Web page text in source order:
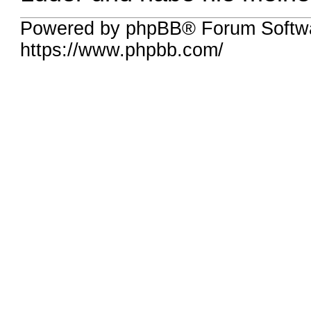
Powered by phpBB® Forum
https://www.phpbb.com/